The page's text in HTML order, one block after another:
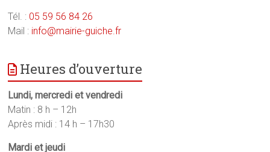
Tél. : 05 59 56 84 26
Mail : info@mairie-guiche.fr
Heures d’ouverture
Lundi, mercredi et vendredi
Matin : 8 h – 12h
Après midi : 14 h – 17h30
Mardi et jeudi